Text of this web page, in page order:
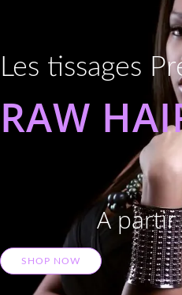
Les tissages
RAW
A
SHOP NOW